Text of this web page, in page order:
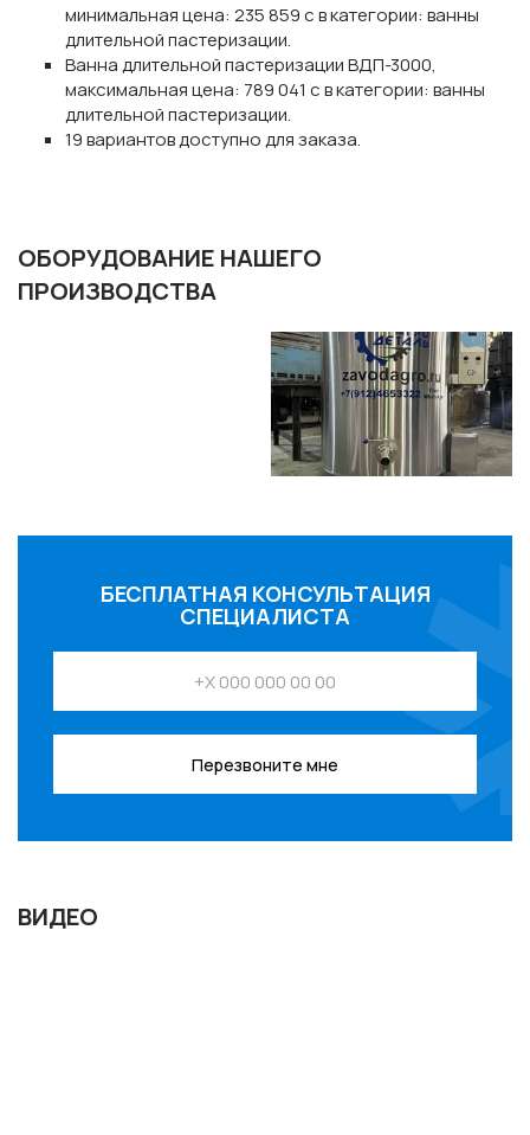
минимальная цена: 235 859 с в категории: ванны
длительной пастеризации.
Ванна длительной пастеризации ВДП-3000,
максимальная цена: 789 041 с в категории: ванны
длительной пастеризации.
19 вариантов доступно для заказа.
ОБОРУДОВАНИЕ НАШЕГО
ПРОИЗВОДСТВА
БЕСПЛАТНАЯ КОНСУЛЬТАЦИЯ
СПЕЦИАЛИСТА
Перезвоните мне
ВИДЕО